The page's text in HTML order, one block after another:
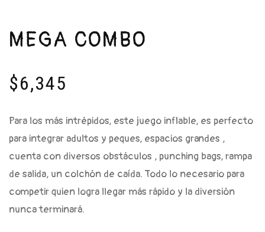
MEGA COMBO
$6,345
Para los más intrépidos, este juego inflable, es perfecto
para integrar adultos y peques, espacios grandes ,
cuenta con diversos obstáculos , punching bags, rampa
de salida, un colchón de caída. Todo lo necesario para
competir quien logra llegar más rápido y la diversión
nunca terminará.